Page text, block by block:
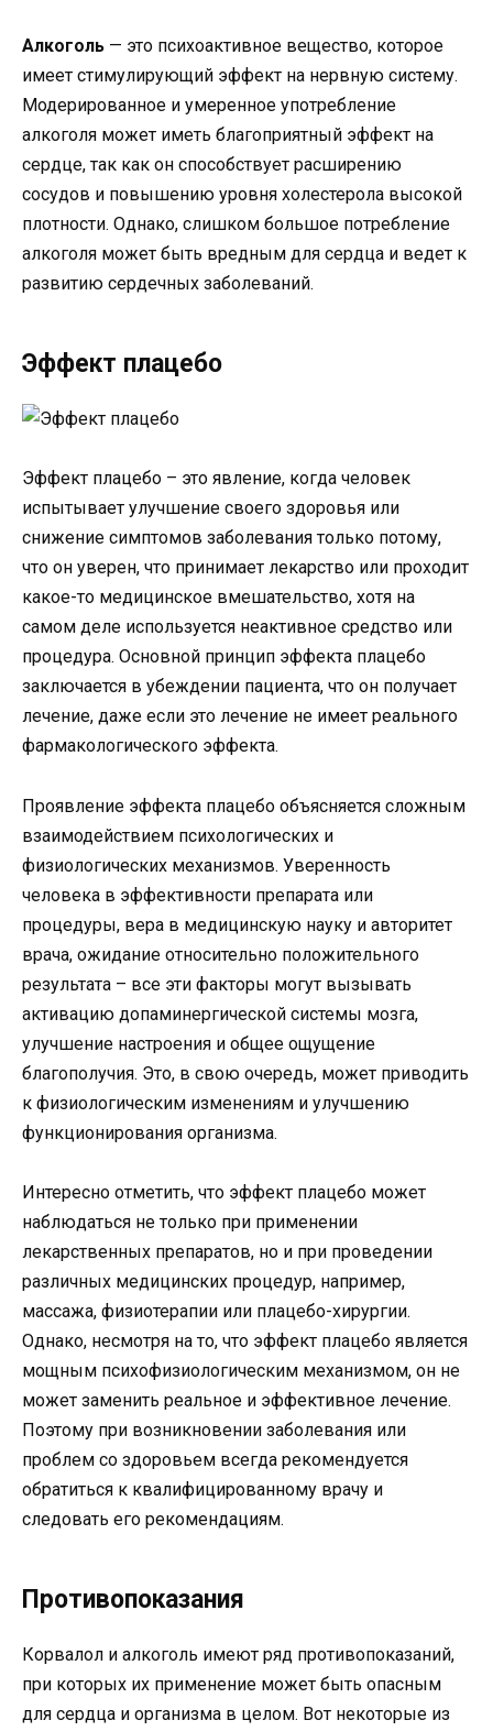
Алкоголь — это психоактивное вещество, которое
имеет стимулирующий эффект на нервную систему.
Модерированное и умеренное употребление
алкоголя может иметь благоприятный эффект на
сердце, так как он способствует расширению
сосудов и повышению уровня холестерола высокой
плотности. Однако, слишком большое потребление
алкоголя может быть вредным для сердца и ведет к
развитию сердечных заболеваний.
Эффект плацебо
Эффект плацебо – это явление, когда человек
испытывает улучшение своего здоровья или
снижение симптомов заболевания только потому,
что он уверен, что принимает лекарство или проходит
какое-то медицинское вмешательство, хотя на
самом деле используется неактивное средство или
процедура. Основной принцип эффекта плацебо
заключается в убеждении пациента, что он получает
лечение, даже если это лечение не имеет реального
фармакологического эффекта.
Проявление эффекта плацебо объясняется сложным
взаимодействием психологических и
физиологических механизмов. Уверенность
человека в эффективности препарата или
процедуры, вера в медицинскую науку и авторитет
врача, ожидание относительно положительного
результата – все эти факторы могут вызывать
активацию допаминергической системы мозга,
улучшение настроения и общее ощущение
благополучия. Это, в свою очередь, может приводить
к физиологическим изменениям и улучшению
функционирования организма.
Интересно отметить, что эффект плацебо может
наблюдаться не только при применении
лекарственных препаратов, но и при проведении
различных медицинских процедур, например,
массажа, физиотерапии или плацебо-хирургии.
Однако, несмотря на то, что эффект плацебо является
мощным психофизиологическим механизмом, он не
может заменить реальное и эффективное лечение.
Поэтому при возникновении заболевания или
проблем со здоровьем всегда рекомендуется
обратиться к квалифицированному врачу и
следовать его рекомендациям.
Противопоказания
Корвалол и алкоголь имеют ряд противопоказаний,
при которых их применение может быть опасным
для сердца и организма в целом. Вот некоторые из